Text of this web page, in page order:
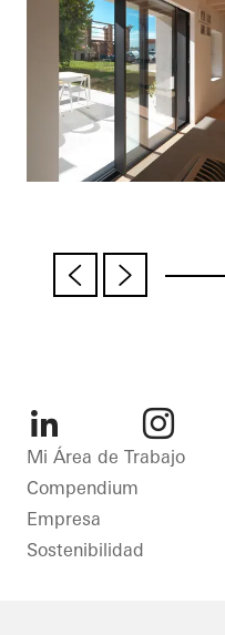
LinkedIn Instagram
Mi Área de Trabajo
Compendium
Empresa
Sostenibilidad